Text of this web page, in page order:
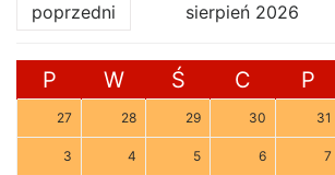
poprzedni sierpień 2026
P W Ś C P
27 28 29 30 31
3 4 5 6 7